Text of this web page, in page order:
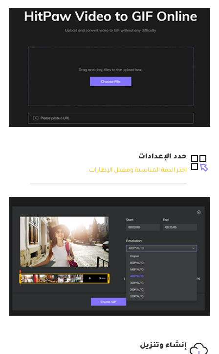
حدد الإعدادات
اختر الدقة المناسبة ومعدل الإطارات.
إنشاء وتنزيل